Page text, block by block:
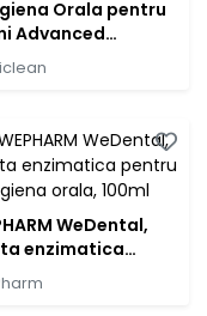
Orala pentru
Advanced
TropiClean,
WeDental,
enzimatica
igiena orala,